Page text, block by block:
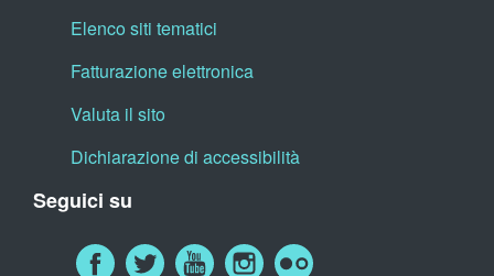
Elenco siti tematici
Fatturazione elettronica
Valuta il sito
Dichiarazione di accessibilità
Seguici su